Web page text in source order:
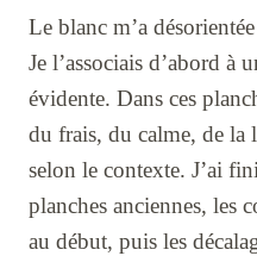
Le blanc m’a
Je l’associais d’abord à
évidente. Dans ces
du frais, du calme, de
selon le contexte. J’ai
planches anciennes, les
au début, puis les